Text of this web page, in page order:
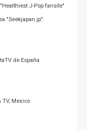
J-Pop fansite"
"Seekjapan.jp".
de España
Mexico